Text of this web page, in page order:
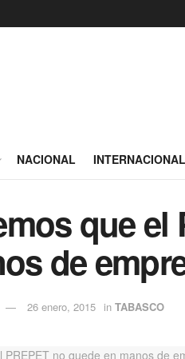
NACIONAL INTERNACIONAL
que el
de
26 enero, 2015 in TABASCO